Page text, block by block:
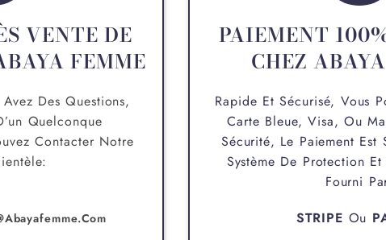
VENTE DE
FEMME
Des Questions,
Quelconque
Contacter Notre
PAIEMENT
CHEZ
Rapide Et Sécurisé, Vous
Carte Bleue, Visa, Ou
Sécurité, Le Paiement Est
Système De Protection
Fourni
STRIPE Ou